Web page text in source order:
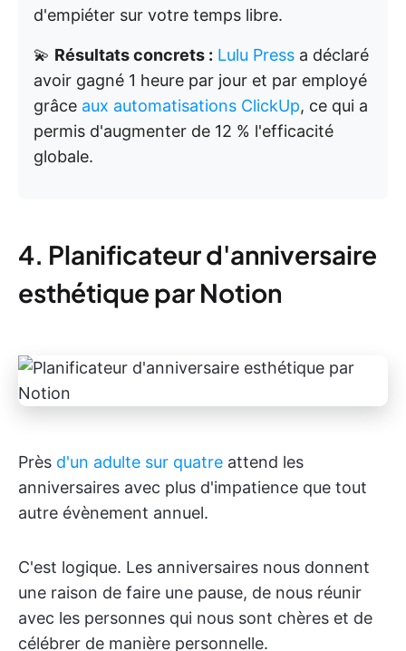
d'empiéter sur votre temps libre.
💫 Résultats concrets : Lulu Press a déclaré
avoir gagné 1 heure par jour et par employé
grâce aux automatisations ClickUp, ce qui a
permis d'augmenter de 12 % l'efficacité
globale.
4. Planificateur d'anniversaire
esthétique par Notion
Près d'un adulte sur quatre attend les
anniversaires avec plus d'impatience que tout
autre évènement annuel.
C'est logique. Les anniversaires nous donnent
une raison de faire une pause, de nous réunir
avec les personnes qui nous sont chères et de
célébrer de manière personnelle.